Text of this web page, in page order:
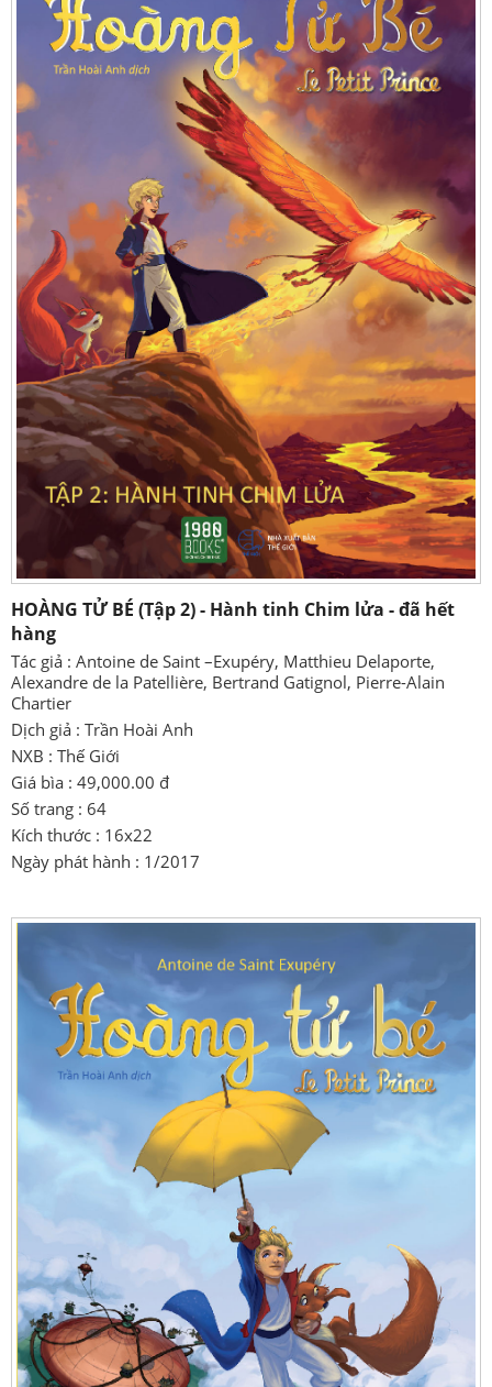
HOÀNG TỬ BÉ (Tập 2) - Hành tinh Chim lửa - đã hết
hàng
Tác giả : Antoine de Saint –Exupéry, Matthieu Delaporte,
Alexandre de la Patellière, Bertrand Gatignol, Pierre-Alain
Chartier
Dịch giả : Trần Hoài Anh
NXB : Thế Giới
Giá bìa : 49,000.00 đ
Số trang : 64
Kích thước : 16x22
Ngày phát hành : 1/2017